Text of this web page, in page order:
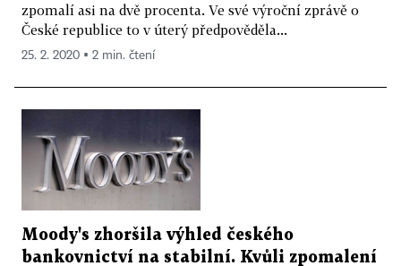
zpomalí asi na dvě procenta. Ve své výroční zprávě o
České republice to v úterý předpověděla...
25. 2. 2020 ▪ 2 min. čtení
Moody's zhoršila výhled českého
bankovnictví na stabilní. Kvůli zpomalení